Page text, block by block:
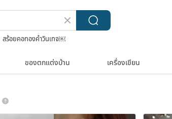
สร้อยคอทองคำวินเทจ￼
ของตกแต่งบ้าน เครื่องเขียน